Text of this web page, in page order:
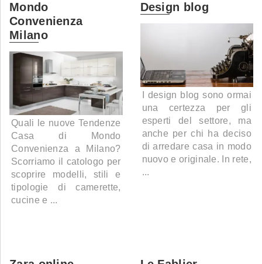
Mondo
Convenienza
Milano
Quali le nuove Tendenze
Casa di Mondo
Convenienza a Milano?
Scorriamo il catologo per
scoprire modelli, stili e
tipologie di camerette,
cucine e ...
Design blog
I design blog sono ormai
una certezza per gli
esperti del settore, ma
anche per chi ha deciso
di arredare casa in modo
nuovo e originale. In rete,
...